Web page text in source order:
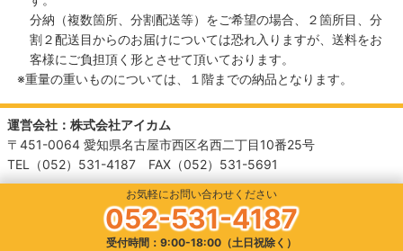
分納（複数箇所、分割配送等）をご希望の場合、２箇所目、分
割２配送目からのお届けについては恐れ入りますが、送料をお
客様にご負担頂く形とさせて頂いております。
重量の重いものについては、１階までの納品となります。
運営会社：株式会社アイカム
〒451-0064 愛知県名古屋市西区名西二丁目10番25号
TEL（052）531-4187 FAX（052）531-5691
お気軽にお問い合わせください
052-531-4187
受付時間：9:00-18:00（土日祝除く）